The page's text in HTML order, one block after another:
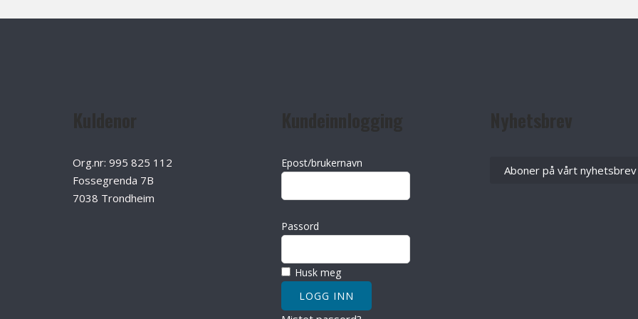
Org.nr: 995 825 112
Fossegrenda 7B
7038 Trondheim
Epost/brukernavn
Passord
Husk meg
Aboner på vårt nyhetsbrev